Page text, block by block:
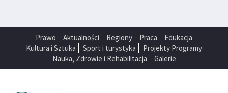
Prawo Aktualności Regiony Praca
Edukacja
Kultura i Sztuka
Sport i turystyka
Projekty Programy
Nauka, Zdrowie i Rehabilitacja
Galerie